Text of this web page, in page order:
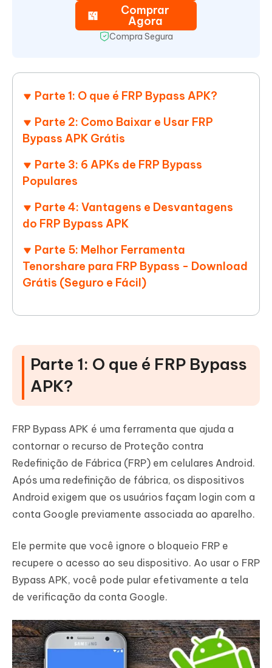
Comprar
Agora
Compra Segura
Parte 1: O que é FRP Bypass APK?
Parte 2: Como Baixar e Usar FRP
Bypass APK Grátis
Parte 3: 6 APKs de FRP Bypass
Populares
Parte 4: Vantagens e Desvantagens
do FRP Bypass APK
Parte 5: Melhor Ferramenta
Tenorshare para FRP Bypass - Download
Grátis (Seguro e Fácil)
Parte 1: O que é FRP Bypass
APK?
FRP Bypass APK é uma ferramenta que ajuda a
contornar o recurso de Proteção contra
Redefinição de Fábrica (FRP) em celulares Android.
Após uma redefinição de fábrica, os dispositivos
Android exigem que os usuários façam login com a
conta Google previamente associada ao aparelho.
Ele permite que você ignore o bloqueio FRP e
recupere o acesso ao seu dispositivo. Ao usar o FRP
Bypass APK, você pode pular efetivamente a tela
de verificação da conta Google.